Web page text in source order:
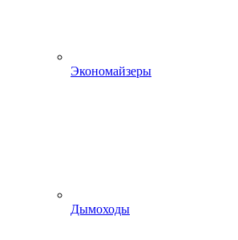
Экономайзеры
Дымоходы